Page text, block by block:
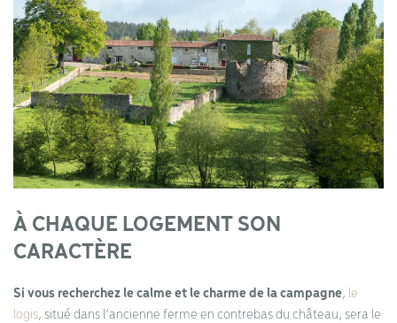
À CHAQUE LOGEMENT SON
CARACTÈRE
Si vous recherchez le calme et le charme de la campagne, le
logis, situé dans l’ancienne ferme en contrebas du château, sera le